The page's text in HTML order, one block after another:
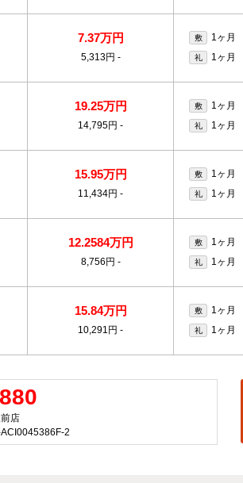
7.37万円
5,313円 -
敷 1ヶ月
礼 1ヶ月
19.25万円
14,795円 -
敷 1ヶ月
礼 1ヶ月
15.95万円
11,434円 -
敷 1ヶ月
礼 1ヶ月
12.2584万円
8,756円 -
敷 1ヶ月
礼 1ヶ月
15.84万円
10,291円 -
敷 1ヶ月
礼 1ヶ月
店
2